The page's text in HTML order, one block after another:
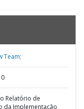
Team;
Relatório de
da Implementação